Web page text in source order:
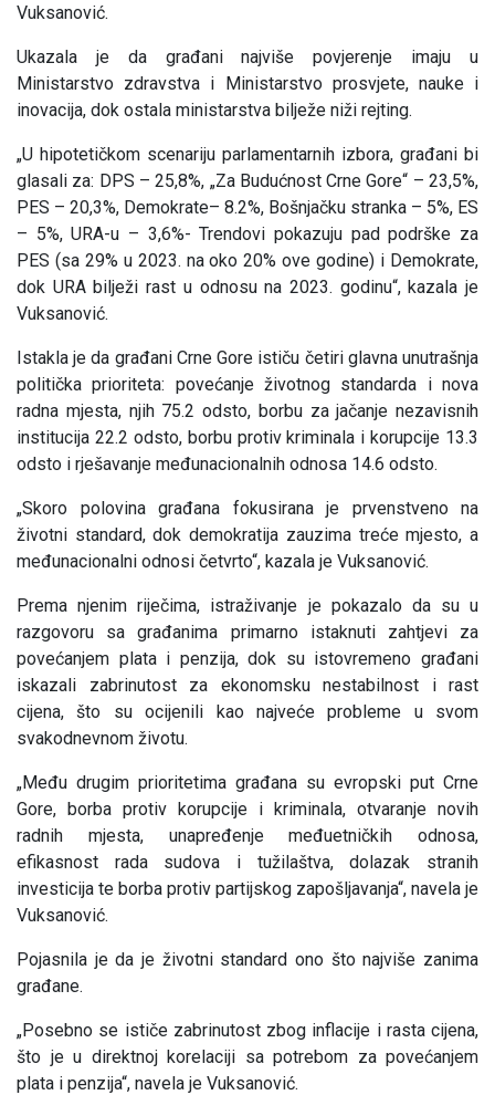
Vuksanović.
Ukazala je da građani najviše povjerenje imaju u
Ministarstvo zdravstva i Ministarstvo prosvjete, nauke i
inovacija, dok ostala ministarstva bilježe niži rejting.
„U hipotetičkom scenariju parlamentarnih izbora, građani bi
glasali za: DPS – 25,8%, „Za Budućnost Crne Gore“ – 23,5%,
PES – 20,3%, Demokrate– 8.2%, Bošnjačku stranka – 5%, ES
– 5%, URA-u – 3,6%- Trendovi pokazuju pad podrške za
PES (sa 29% u 2023. na oko 20% ove godine) i Demokrate,
dok URA bilježi rast u odnosu na 2023. godinu“, kazala je
Vuksanović.
Istakla je da građani Crne Gore ističu četiri glavna unutrašnja
politička prioriteta: povećanje životnog standarda i nova
radna mjesta, njih 75.2 odsto, borbu za jačanje nezavisnih
institucija 22.2 odsto, borbu protiv kriminala i korupcije 13.3
odsto i rješavanje međunacionalnih odnosa 14.6 odsto.
„Skoro polovina građana fokusirana je prvenstveno na
životni standard, dok demokratija zauzima treće mjesto, a
međunacionalni odnosi četvrto“, kazala je Vuksanović.
Prema njenim riječima, istraživanje je pokazalo da su u
razgovoru sa građanima primarno istaknuti zahtjevi za
povećanjem plata i penzija, dok su istovremeno građani
iskazali zabrinutost za ekonomsku nestabilnost i rast
cijena, što su ocijenili kao najveće probleme u svom
svakodnevnom životu.
„Među drugim prioritetima građana su evropski put Crne
Gore, borba protiv korupcije i kriminala, otvaranje novih
radnih mjesta, unapređenje međuetničkih odnosa,
efikasnost rada sudova i tužilaštva, dolazak stranih
investicija te borba protiv partijskog zapošljavanja“, navela je
Vuksanović.
Pojasnila je da je životni standard ono što najviše zanima
građane.
„Posebno se ističe zabrinutost zbog inflacije i rasta cijena,
što je u direktnoj korelaciji sa potrebom za povećanjem
plata i penzija“, navela je Vuksanović.